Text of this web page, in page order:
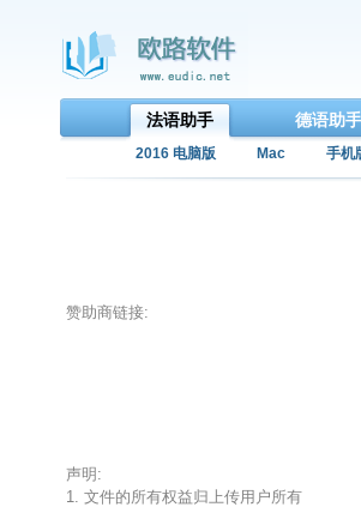
法语助手 德语助手
2016 电脑版 Mac 手机
赞助商链接:
声明:
1. 文件的所有权益归上传用户所有